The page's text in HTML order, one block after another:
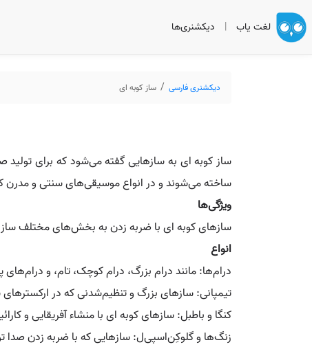
لغت یاب | دیکشنری‌ها
دیکشنری فارسی ساز کوبه ای
ساز کوبه‌ ای به سازهایی گفته می‌شود که برای تولید
ساخته می‌شوند و در انواع موسیقی‌های سنتی و مدرن
ویژگی‌ها
سازهای کوبه‌ ای با ضربه زدن به بخش‌های مختلف ساز
انواع
درام‌ها: مانند درام بزرگ، درام کوچک، تام، و درام‌های
تیمپانی: سازهای بزرگ و تنظیم‌شدنی که در
کنگا و باطبل: سازهای کوبه‌ ای با منشاء آفریقایی و
زنگ‌ها و گلوکِن‌اسپی‌ل: سازهایی که با ضربه زدن صدا